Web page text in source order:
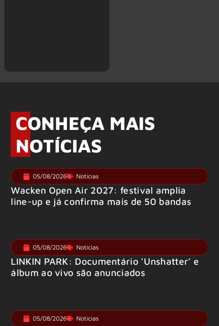
CONHEÇA MAIS
NOTÍCIAS
05/08/2026 Notícias
Wacken Open Air 2027: festival amplia
line-up e já confirma mais de 50 bandas
05/08/2026 Notícias
LINKIN PARK: Documentário ‘Unshatter’ e
álbum ao vivo são anunciados
05/08/2026 Notícias